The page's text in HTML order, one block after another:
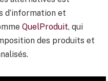
d’information et
QuelProduit, qui
des produits et